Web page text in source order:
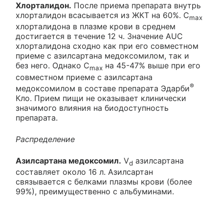
Хлорталидон. После приема препарата внутрь
хлорталидон всасывается из ЖКТ на 60%. Cmax
хлорталидона в плазме крови в среднем
достигается в течение 12 ч. Значение AUC
хлорталидона сходно как при его совместном
приеме с азилсартана медоксомилом, так и
без него. Однако Cmax на 45-47% выше при его
совместном приеме с азилсартана
медоксомилом в составе препарата Эдарби®
Кло. Прием пищи не оказывает клинически
значимого влияния на биодоступность
препарата.
Распределение
Азилсартана медоксомил. Vd азилсартана
составляет около 16 л. Азилсартан
связывается с белками плазмы крови (более
99%), преимущественно с альбуминами.